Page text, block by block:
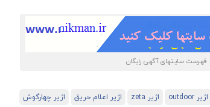
فهرست سایتهای آگهی رایگان
اژیر outdoor اژیر zeta اژیر اعلام حریق
اژیر چهارگوش